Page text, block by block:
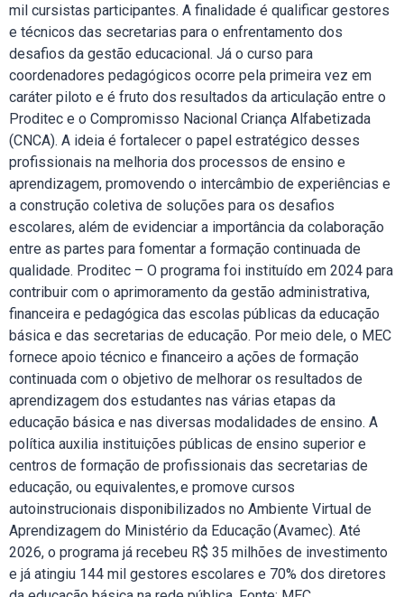
mil cursistas participantes. A finalidade é qualificar gestores
e técnicos das secretarias para o enfrentamento dos
desafios da gestão educacional. Já o curso para
coordenadores pedagógicos ocorre pela primeira vez em
caráter piloto e é fruto dos resultados da articulação entre o
Proditec e o Compromisso Nacional Criança Alfabetizada
(CNCA). A ideia é fortalecer o papel estratégico desses
profissionais na melhoria dos processos de ensino e
aprendizagem, promovendo o intercâmbio de experiências e
a construção coletiva de soluções para os desafios
escolares, além de evidenciar a importância da colaboração
entre as partes para fomentar a formação continuada de
qualidade. Proditec – O programa foi instituído em 2024 para
contribuir com o aprimoramento da gestão administrativa,
financeira e pedagógica das escolas públicas da educação
básica e das secretarias de educação. Por meio dele, o MEC
fornece apoio técnico e financeiro a ações de formação
continuada com o objetivo de melhorar os resultados de
aprendizagem dos estudantes nas várias etapas da
educação básica e nas diversas modalidades de ensino. A
política auxilia instituições públicas de ensino superior e
centros de formação de profissionais das secretarias de
educação, ou equivalentes, e promove cursos
autoinstrucionais disponibilizados no Ambiente Virtual de
Aprendizagem do Ministério da Educação (Avamec). Até
2026, o programa já recebeu R$ 35 milhões de investimento
e já atingiu 144 mil gestores escolares e 70% dos diretores